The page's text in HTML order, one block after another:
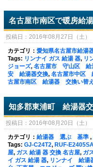
名古屋市南区で暖房給
投稿日：2016年08月27日（土
カテゴリ： 愛知県名古屋市給湯
Tags: リンナイ ガス 給湯 器, リ
ジョーズ, 名古屋市 守山区 給
安 給湯器交換, 名古屋市中区
古屋市南区 給湯器 交換い替え
知多郡東浦町 給湯器
投稿日：2016年08月20日（土
カテゴリ： 給湯器 選ぶ 基準,
Tags: GJ-C24T2, RUF-
屋, ガス 給湯 器 交換 名古屋, ガ
イ ガス 給湯 器, リンナイ 給湯